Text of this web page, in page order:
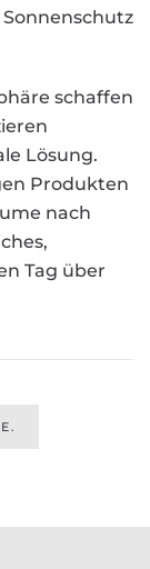
schaffen
Lösung.
Produkten
nach
Tag über